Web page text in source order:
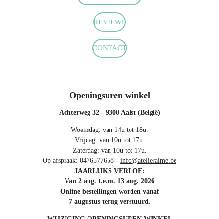
m
REVIEWS
CONTACT
Openingsuren winkel
Achterweg 32 - 9300 Aalst (België)
Woensdag: van 14u tot 18u.
Vrijdag: van 10u tot 17u.
Zaterdag: van 10u tot 17u.
Op afspraak: 0476577658 - info@atelieraime.be
JAARLIJKS VERLOF:
Van 2 aug. t.e.m. 13 aug. 2026
Online bestellingen worden vanaf
7 augustus terug verstuurd.